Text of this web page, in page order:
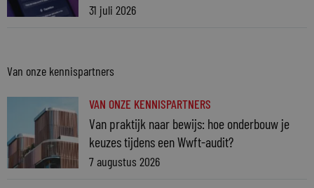
31 juli 2026
Van onze kennispartners
VAN ONZE KENNISPARTNERS
Van praktijk naar bewijs: hoe onderbouw je
keuzes tijdens een Wwft-audit?
7 augustus 2026